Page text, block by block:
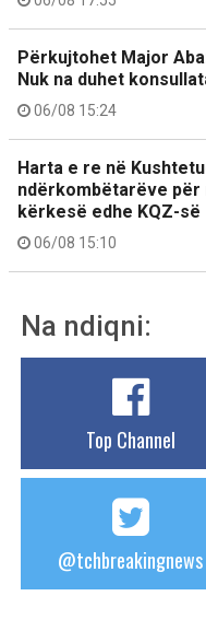
Përkujtohet Major
Nuk na duhet
06/08 15:24
Harta e re në
ndërkombëtarëve për
kërkesë edhe KQZ-së
06/08 15:10
Na ndiqni:
Top Channel
@tchbreakingnews